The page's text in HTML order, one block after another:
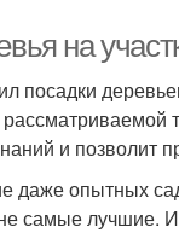
на
посадки
и позволит
даже опытных
самые лучшие.